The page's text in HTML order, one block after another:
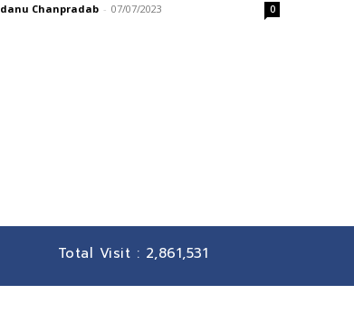
Chanpradab - 07/07/2023 0
Total Visit : 2,861,531